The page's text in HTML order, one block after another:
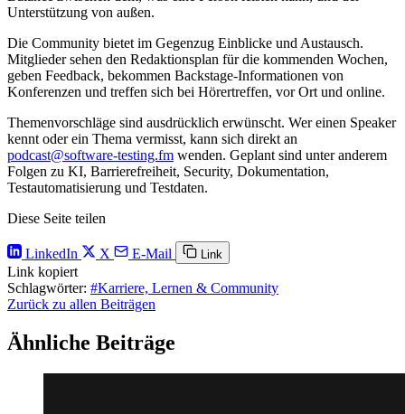
Unterstützung von außen.
Die Community bietet im Gegenzug Einblicke und Austausch.
Mitglieder sehen den Redaktionsplan für die kommenden Wochen,
geben Feedback, bekommen Backstage-Informationen von
Konferenzen und treffen sich bei Hörertreffen, vor Ort und online.
Themenvorschläge sind ausdrücklich erwünscht. Wer einen Speaker
kennt oder ein Thema vermisst, kann sich direkt an
podcast@software-testing.fm wenden. Geplant sind unter anderem
Folgen zu KI, Barrierefreiheit, Security, Dokumentation,
Testautomatisierung und Testdaten.
Diese Seite teilen
LinkedIn X E-Mail Link
Link kopiert
Schlagwörter: #Karriere, Lernen & Community
Zurück zu allen Beiträgen
Ähnliche Beiträge